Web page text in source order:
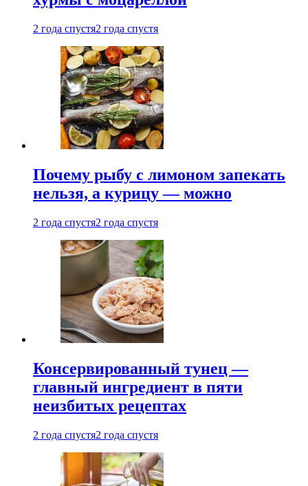
2 года спустя2 года спустя
Почему рыбу с лимоном запекать
нельзя, а курицу — можно
2 года спустя2 года спустя
Консервированный тунец —
главный ингредиент в пяти
неизбитых рецептах
2 года спустя2 года спустя